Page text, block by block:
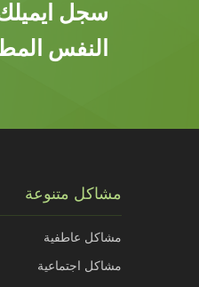
سجل
النفس
مشاكل متنوعة
مشاكل عاطفية
مشاكل اجتماعية